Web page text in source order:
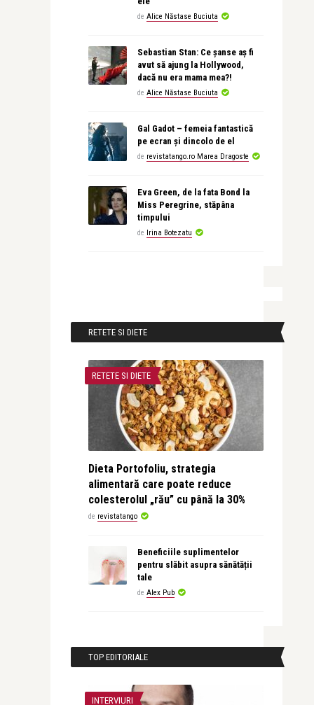
de Alice Năstase Buciuta
Sebastian Stan: Ce șanse aș fi
avut să ajung la Hollywood,
dacă nu era mama mea?!
de Alice Năstase Buciuta
Gal Gadot – femeia fantastică
pe ecran și dincolo de el
de revistatango.ro Marea Dragoste
Eva Green, de la fata Bond la
Miss Peregrine, stăpâna
timpului
de Irina Botezatu
RETETE SI DIETE
RETETE SI DIETE
Dieta Portofoliu, strategia
alimentară care poate reduce
colesterolul „rău” cu până la 30%
de revistatango
Beneficiile suplimentelor
pentru slăbit asupra sănătății
tale
de Alex Pub
TOP EDITORIALE
INTERVIURI